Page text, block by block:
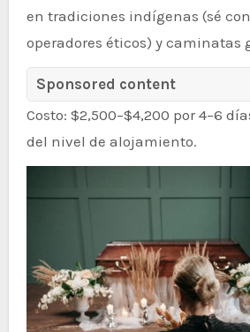
en tradiciones indígenas (sé
operadores éticos) y caminatas
Sponsored content
Costo: $2,500–$4,200 por 4–6
del nivel de alojamiento.